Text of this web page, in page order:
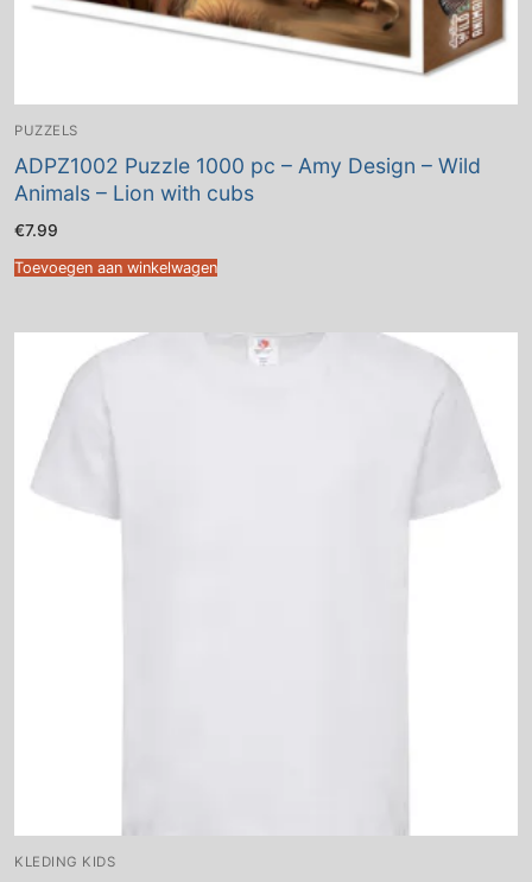
PUZZELS
ADPZ1002 Puzzle 1000 pc – Amy Design – Wild
Animals – Lion with cubs
€7.99
Toevoegen aan winkelwagen
KLEDING KIDS